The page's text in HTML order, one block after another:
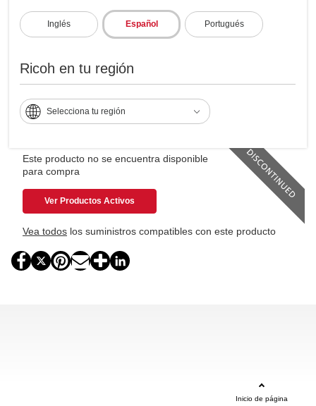
Inglés Español Portugués
Ricoh en tu región
Selecciona tu región
Realiza las tareas en cualquier espacio
Imprime hasta 42 ppm, copia, escaneo, fax
Res. máx. de impresión 1200x1200 dpi
Capacidad de papel hasta 1,600 páginas
Controles táctiles para personalizar flujos de trabajo y
Este producto no se encuentra disponible
para compra
Ver Productos Activos
Vea todos los suministros compatibles con este producto
Inicio de página